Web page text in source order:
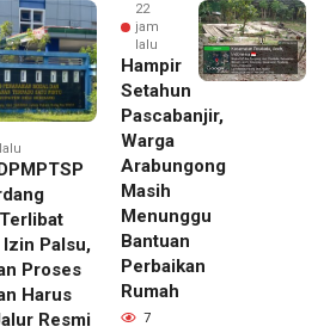
Izin Palsu,
Proses
Harus
Resmi
22
jam
lalu
Hampir
Setahun
Pascabanjir,
Warga
Arabungong
Masih
Menunggu
Bantuan
Perbaikan
Rumah
7